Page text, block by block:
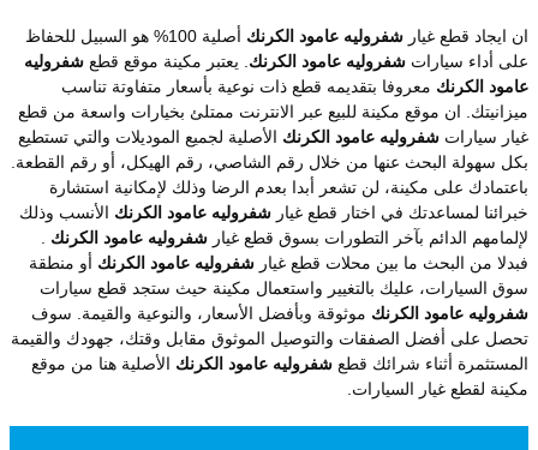
ان ايجاد قطع غيار شفروليه عامود الكرنك
أصلية 100% هو السبيل للحفاظ
على أداء سيارات شفروليه عامود الكرنك . يعتبر مكينة موقع قطع شفروليه
عامود الكرنك معروفا بتقديمه قطع ذات نوعية بأسعار متفاوتة تناسب
ميزانيتك. ان موقع مكينة للبيع عبر الانترنت ممتلئ بخيارات واسعة من قطع
غيار سيارات شفروليه عامود الكرنك الأصلية لجميع الموديلات والتي تستطيع
بكل سهولة البحث عنها من خلال رقم الشاصي، رقم الهيكل، أو رقم القطعة.
باعتمادك على مكينة، لن تشعر أبدا بعدم الرضا وذلك لإمكانية استشارة
خبرائنا لمساعدتك في اختار قطع غيار شفروليه عامود الكرنك الأنسب وذلك
لإلمامهم الدائم بآخر التطورات بسوق قطع غيار شفروليه عامود الكرنك
فبدلا من البحث ما بين محلات قطع غيار شفروليه عامود الكرنك أو منطقة
سوق السيارات، عليك بالتغيير واستعمال مكينة حيث ستجد قطع سيارات
شفروليه عامود الكرنك موثوقة وبأفضل الأسعار، والنوعية والقيمة. سوف
تحصل على أفضل الصفقات والتوصيل الموثوق مقابل وقتك، جهودك والقيمة
المستثمرة أثناء شرائك قطع شفروليه عامود الكرنك الأصلية هنا من موقع
مكينة لقطع غيار السيارات.